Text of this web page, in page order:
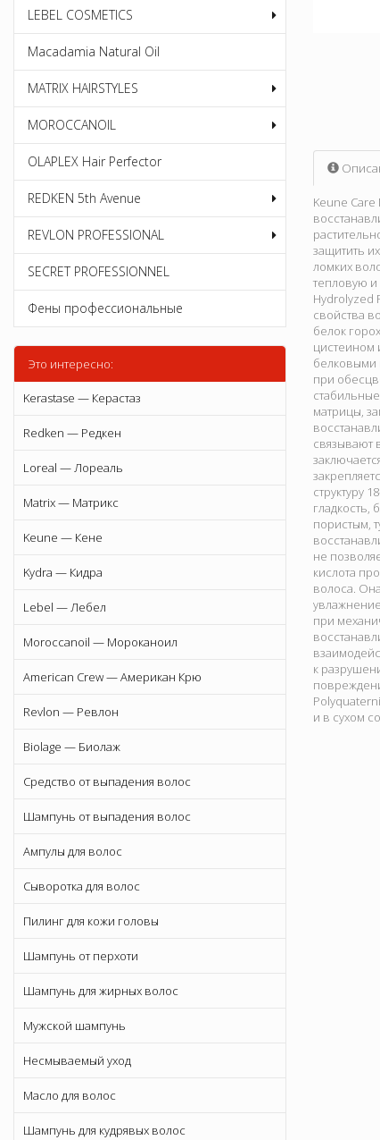
LEBEL COSMETICS
Macadamia Natural Oil
MATRIX HAIRSTYLES
MOROCCANOIL
OLAPLEX Hair Perfector
REDKEN 5th Avenue
REVLON PROFESSIONAL
SECRET PROFESSIONNEL
Фены профессиональные
Это интересно:
Kerastase — Керастаз
Redken — Редкен
Loreal — Лореаль
Matrix — Матрикс
Keune — Кене
Kydra — Кидра
Lebel — Лебел
Moroccanoil — Мороканоил
American Crew — Американ Крю
Revlon — Ревлон
Biolage — Биолаж
Средство от выпадения волос
Шампунь от выпадения волос
Ампулы для волос
Сыворотка для волос
Пилинг для кожи головы
Шампунь от перхоти
Шампунь для жирных волос
Мужской шампунь
Несмываемый уход
Масло для волос
Шампунь для кудрявых волос
Keune
защитить
ломких
тепловую
Hydrolyzed
свойства
белок
цистеином
белковыми
при
матрицы,
связывают
структуру
гладкость,
пористым,
не
кислота
волоса.
при
к
и в сухом